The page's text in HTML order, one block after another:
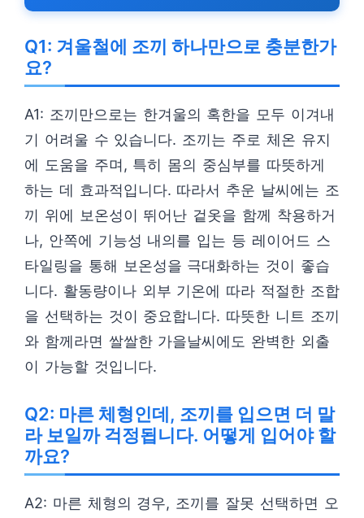
Q1: 겨울철에 조끼 하나만으로 충분한가
요?
A1: 조끼만으로는 한겨울의 혹한을 모두 이겨내
기 어려울 수 있습니다. 조끼는 주로 체온 유지
에 도움을 주며, 특히 몸의 중심부를 따뜻하게
하는 데 효과적입니다. 따라서 추운 날씨에는 조
끼 위에 보온성이 뛰어난 겉옷을 함께 착용하거
나, 안쪽에 기능성 내의를 입는 등 레이어드 스
타일링을 통해 보온성을 극대화하는 것이 좋습
니다. 활동량이나 외부 기온에 따라 적절한 조합
을 선택하는 것이 중요합니다. 따뜻한 니트 조끼
와 함께라면 쌀쌀한 가을날씨에도 완벽한 외출
이 가능할 것입니다.
Q2: 마른 체형인데, 조끼를 입으면 더 말
라 보일까 걱정됩니다. 어떻게 입어야 할
까요?
A2: 마른 체형의 경우, 조끼를 잘못 선택하면 오